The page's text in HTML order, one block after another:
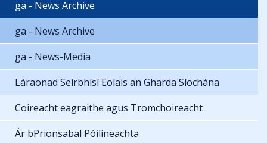
ga - News Archive
ga - News Archive
ga - News-Media
Láraonad Seirbhísí Eolais an Gharda Síochána
Coireacht eagraithe agus Tromchoireacht
Ár bPrionsabal Póilíneachta